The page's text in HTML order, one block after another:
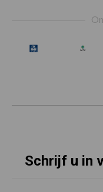
Schrijf u in